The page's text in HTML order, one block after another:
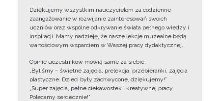
Dziękujemy wszystkim nauczycielom za codzienne
zaangażowanie w rozwijanie zainteresowań swoich
uczniów oraz wspólne odkrywanie świata pełnego wiedzy i
inspiracji. Mamy nadzieję, że nasze lekcje muzealne będą
wartościowym wsparciem w Waszej pracy dydaktycznej.
Opinie uczestników mówią same za siebie:
„Byliśmy – świetne zajęcia, prelekcja, przebieranki, zajęcia
plastyczne. Dzieci były zachwycone, dziękujemy!”
„Super zajęcia, pełne ciekawostek i kreatywnej pracy.
Polecamy serdecznie!”